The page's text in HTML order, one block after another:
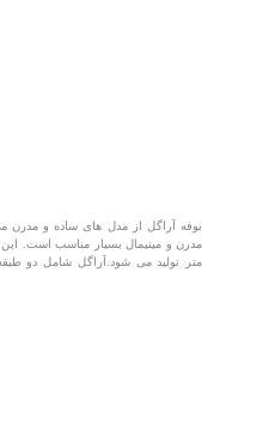
بوفه آراگل از مدل های ساده و مدرن
متر تولید می شود.آراگل شامل دو